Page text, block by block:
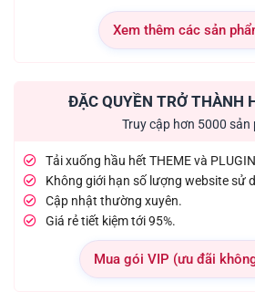
Xem thêm các sản
ĐẶC QUYỀN TRỞ THÀNH
Truy cập hơn 5000 sản
Tải xuống hầu hết THEME và
Không giới hạn số lượng website sử
Cập nhật thường xuyên.
Giá rẻ tiết kiệm tới 95%.
Mua gói VIP (ưu đãi